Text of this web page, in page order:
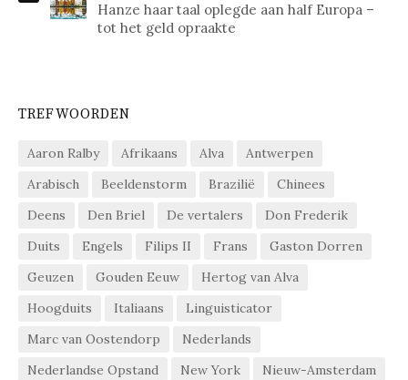
Hanze haar taal oplegde aan half Europa –
tot het geld opraakte
TREFWOORDEN
Aaron Ralby Afrikaans Alva
Antwerpen
Arabisch
Beeldenstorm Brazilië
Chinees
Deens
Den Briel De vertalers
Don Frederik
Duits
Engels Filips II Frans
Gaston Dorren
Geuzen
Gouden Eeuw
Hertog van Alva
Hoogduits
Italiaans
Linguisticator
Marc van Oostendorp
Nederlands
Nederlandse Opstand
New York
Nieuw-Amsterdam